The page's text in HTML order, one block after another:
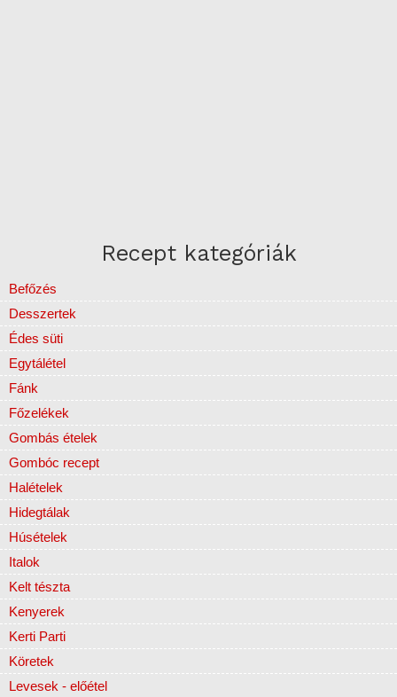
Recept kategóriák
Befőzés
Desszertek
Édes süti
Egytálétel
Fánk
Főzelékek
Gombás ételek
Gombóc recept
Halételek
Hidegtálak
Húsételek
Italok
Kelt tészta
Kenyerek
Kerti Parti
Köretek
Levesek - előétel